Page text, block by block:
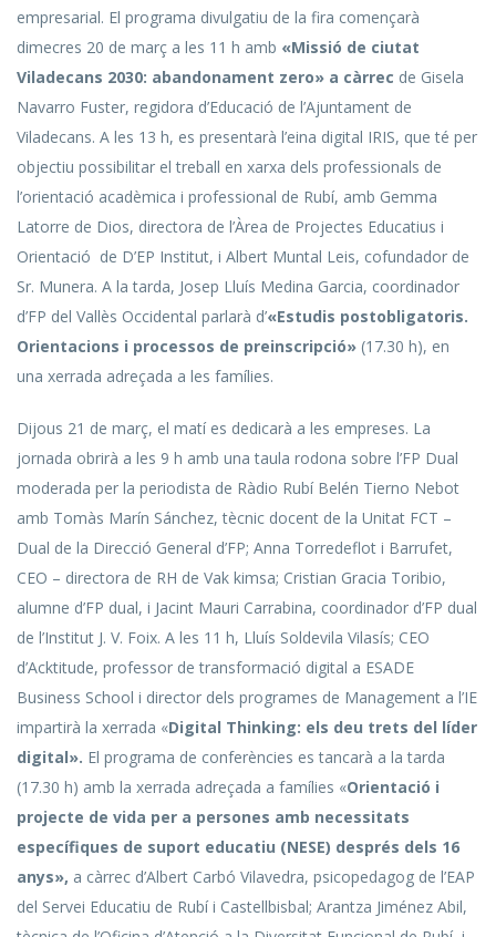
empresarial. El programa divulgatiu de la fira començarà
dimecres 20 de març a les 11 h amb «Missió de ciutat
Viladecans 2030: abandonament zero» a càrrec de Gisela
Navarro Fuster, regidora d’Educació de l’Ajuntament de
Viladecans. A les 13 h, es presentarà l’eina digital IRIS, que té per
objectiu possibilitar el treball en xarxa dels professionals de
l’orientació acadèmica i professional de Rubí, amb Gemma
Latorre de Dios, directora de l’Àrea de Projectes Educatius i
Orientació de D’EP Institut, i Albert Muntal Leis, cofundador de
Sr. Munera. A la tarda, Josep Lluís Medina Garcia, coordinador
d’FP del Vallès Occidental parlarà d’«Estudis postobligatoris.
Orientacions i processos de preinscripció» (17.30 h), en
una xerrada adreçada a les famílies.
Dijous 21 de març, el matí es dedicarà a les empreses. La
jornada obrirà a les 9 h amb una taula rodona sobre l’FP Dual
moderada per la periodista de Ràdio Rubí Belén Tierno Nebot
amb Tomàs Marín Sánchez, tècnic docent de la Unitat FCT –
Dual de la Direcció General d’FP; Anna Torredeflot i Barrufet,
CEO – directora de RH de Vak kimsa; Cristian Gracia Toribio,
alumne d’FP dual, i Jacint Mauri Carrabina, coordinador d’FP dual
de l’Institut J. V. Foix. A les 11 h, Lluís Soldevila Vilasís; CEO
d’Acktitude, professor de transformació digital a ESADE
Business School i director dels programes de Management a l’IE
impartirà la xerrada «Digital Thinking: els deu trets del líder
digital». El programa de conferències es tancarà a la tarda
(17.30 h) amb la xerrada adreçada a famílies «Orientació i
projecte de vida per a persones amb necessitats
específiques de suport educatiu (NESE) després dels 16
anys», a càrrec d’Albert Carbó Vilavedra, psicopedagog de l’EAP
del Servei Educatiu de Rubí i Castellbisbal; Arantza Jiménez Abil,